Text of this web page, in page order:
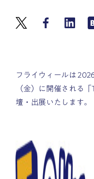
フライウィールは
（金）に開催される「
壇・出展いたします。